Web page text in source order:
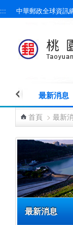
跳到主要內容區塊
::: 中華郵政全球資訊
最新消息
首頁 > 最新
最新消息